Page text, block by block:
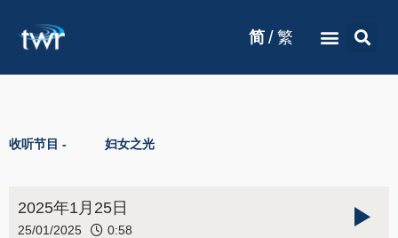
简 / 繁
收听节目 - 妇女之光
2025年1月25日
25/01/2025 0:58